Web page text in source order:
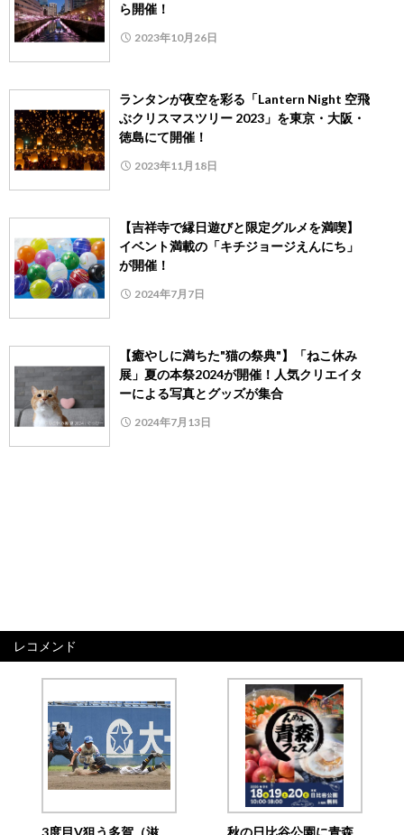
ら開催！
2023年10月26日
ランタンが夜空を彩る「Lantern Night 空飛
ぶクリスマスツリー 2023」を東京・大阪・
徳島にて開催！
2023年11月18日
【吉祥寺で縁日遊びと限定グルメを満喫】
イベント満載の「キチジョージえんにち」
が開催！
2024年7月7日
【癒やしに満ちた"猫の祭典"】「ねこ休み
展」夏の本祭2024が開催！人気クリエイタ
ーによる写真とグッズが集合
2024年7月13日
レコメンド
3度目V狙う多賀（滋
秋の日比谷公園に青森